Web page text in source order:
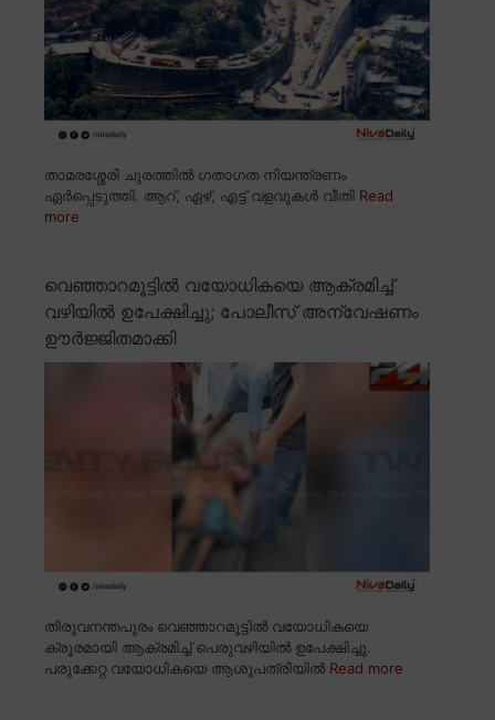
താമരശ്ശേരി ചുരത്തിൽ ഗതാഗത നിയന്ത്രണം
ഏർപ്പെടുത്തി. ആറ്, ഏഴ്, എട്ട് വളവുകൾ വീതി Read
more
വെഞ്ഞാറമൂട്ടിൽ വയോധികയെ ആക്രമിച്ച്
വഴിയിൽ ഉപേക്ഷിച്ചു; പോലീസ് അന്വേഷണം
ഊർജ്ജിതമാക്കി
തിരുവനന്തപുരം വെഞ്ഞാറമൂട്ടിൽ വയോധികയെ
ക്രൂരമായി ആക്രമിച്ച് പെരുവഴിയിൽ ഉപേക്ഷിച്ചു.
പരുക്കേറ്റ വയോധികയെ ആശുപത്രിയിൽ Read more